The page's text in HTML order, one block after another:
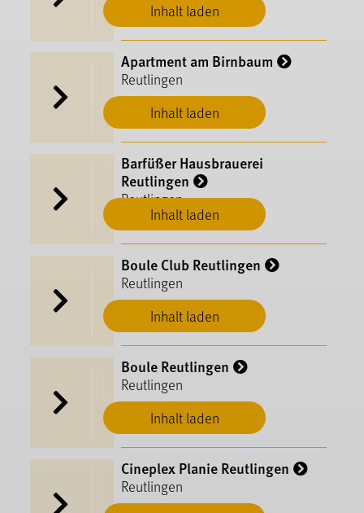
Inhalt laden
Inhalt laden
Apartment am Birnbaum
Reutlingen
Inhalt laden
Barfüßer Hausbrauerei
Reutlingen
Reutlingen
Inhalt laden
Boule Club Reutlingen
Reutlingen
Inhalt laden
Boule Reutlingen
Reutlingen
Cineplex Planie Reutlingen
Reutlingen